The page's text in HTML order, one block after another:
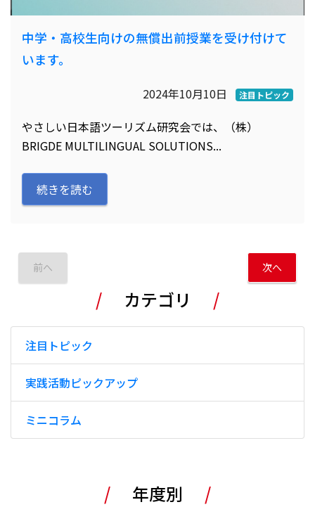
中学・高校生向けの無償出前授業を受け付けて
います。
2024年10月10日 注目トピック
やさしい日本語ツーリズム研究会では、（株）
BRIGDE MULTILINGUAL SOLUTIONS...
続きを読む
前へ 次へ
カテゴリ
注目トピック
実践活動ピックアップ
ミニコラム
年度別